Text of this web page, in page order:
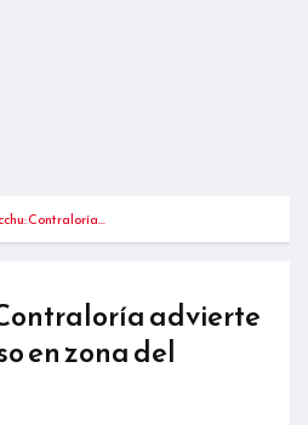
Contraloría…
advierte
en zona del